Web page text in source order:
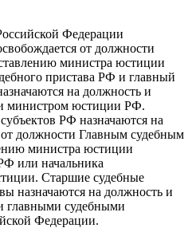
Федерации
от должности
министра юстиции
пристава РФ и главный
на должность и
министром юстиции РФ.
РФ назначаются на
должности Главным судебным
министра юстиции
или начальника
Старшие судебные
назначаются на должность и
главными судебными
Федерации.